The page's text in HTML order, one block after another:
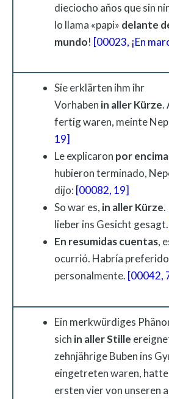
dieciocho años que sin
lo llama «papi» delante
mundo! [00023, ¡En
Sie erklärten ihm ihr
Vorhaben in allerKürze.
fertig waren, meinte
19]
Le explicaron por encima
hubieron terminado,
dijo: [00082, 19]
So war es, in allerKürze.
lieber ins Gesicht gesagt.
En resumidas cuentas,
ocurrió. Habría
personalmente. [00042,
Ein merkwürdiges
sich in allerStille
zehnjährige Buben ins
eingetreten waren,
ersten vier von unseren